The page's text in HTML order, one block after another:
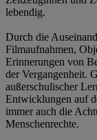
lebendig.
Durch die
Filmaufnahmen,
Erinnerungen von
der Vergangenheit.
außerschulischer
Entwicklungen auf
immer auch die
Menschenrechte.